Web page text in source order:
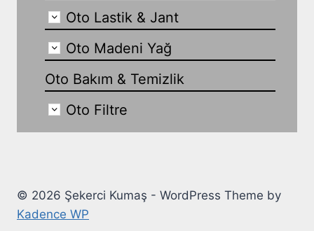
Oto Lastik & Jant
Oto Madeni Yağ
Oto Bakım & Temizlik
Oto Filtre
© 2026 Şekerci Kumaş - WordPress Theme by
Kadence WP